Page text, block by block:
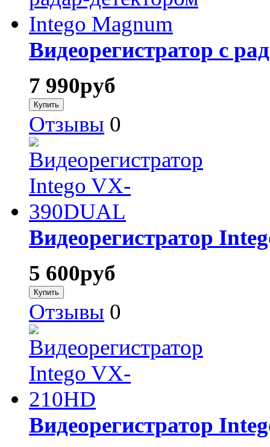
Видеорегистратор с
7 990руб
Отзывы 0
Видеорегистратор
5 600руб
Отзывы 0
Видеорегистратор